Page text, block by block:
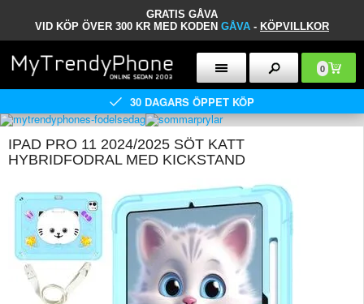
GRATIS GÅVA
VID KÖP ÖVER 300 KR MED KODEN GÅVA - KÖPVILLKOR
0
30 DAGARS ÖPPET KÖP
IPAD PRO 11 2024/2025 SÖT KATT
HYBRIDFODRAL MED KICKSTAND